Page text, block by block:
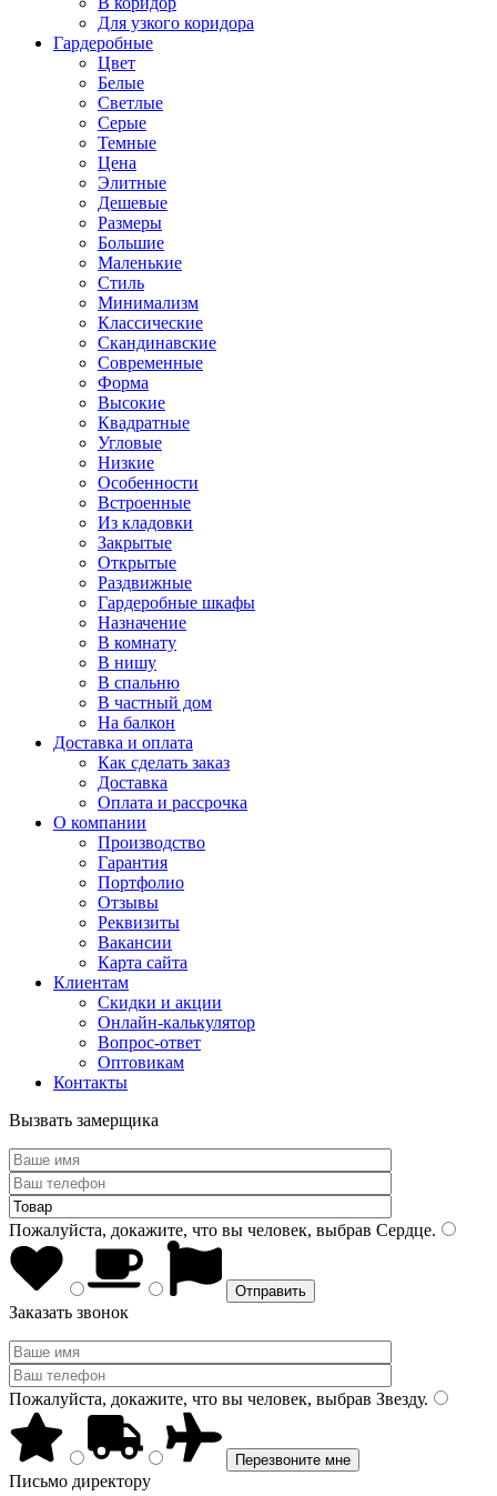
Для узкого коридора
Гардеробные
Цвет
Белые
Светлые
Серые
Темные
Цена
Элитные
Дешевые
Размеры
Большие
Маленькие
Стиль
Минимализм
Классические
Скандинавские
Современные
Форма
Высокие
Квадратные
Угловые
Низкие
Особенности
Встроенные
Из кладовки
Закрытые
Открытые
Раздвижные
Гардеробные шкафы
Назначение
В комнату
В нишу
В спальню
В частный дом
На балкон
Доставка и оплата
Как сделать заказ
Доставка
Оплата и рассрочка
О компании
Производство
Гарантия
Портфолио
Отзывы
Реквизиты
Вакансии
Карта сайта
Клиентам
Скидки и акции
Онлайн-калькулятор
Вопрос-ответ
Оптовикам
Контакты
Вызвать замерщика
Пожалуйста, докажите, что вы человек, выбрав Сердце.
Заказать звонок
Пожалуйста, докажите, что вы человек, выбрав Звезду.
Письмо директору